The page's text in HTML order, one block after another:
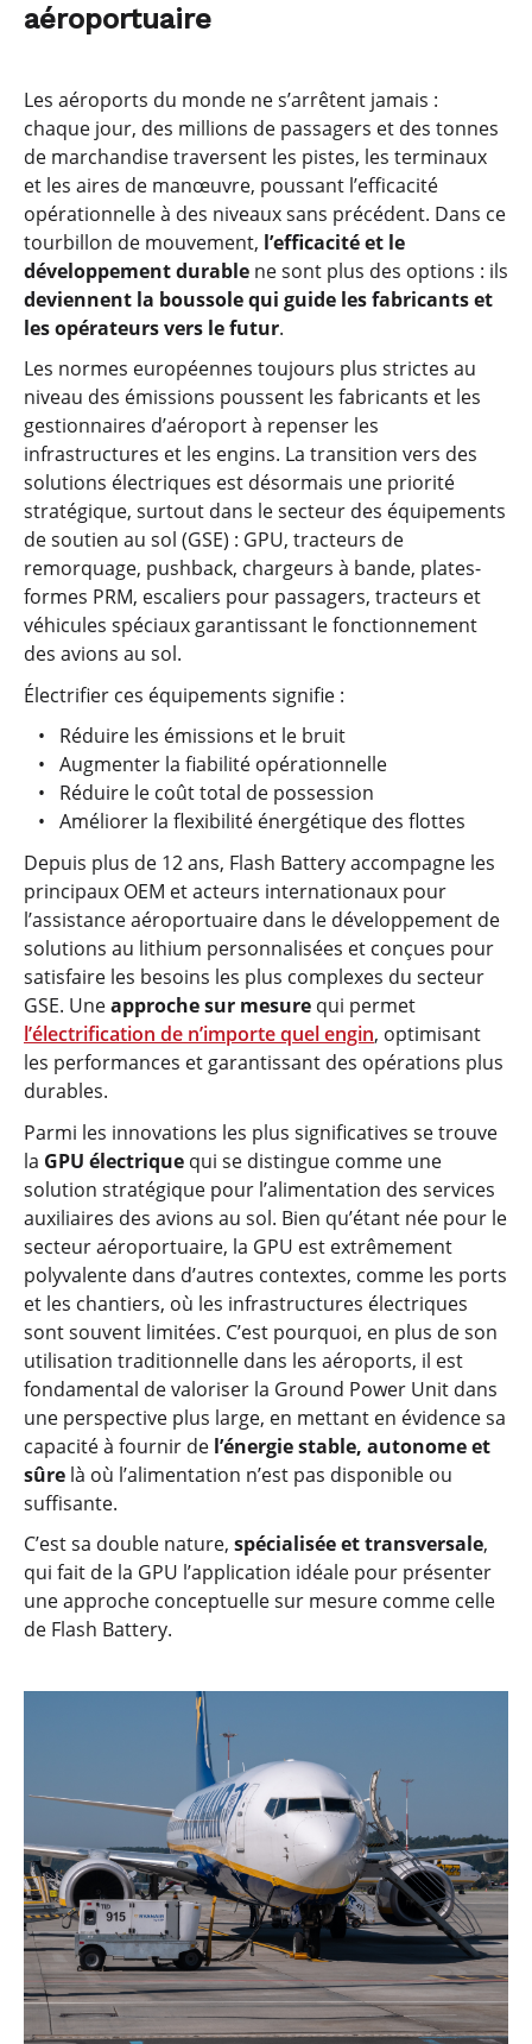
aéroportuaire
Les aéroports du monde ne s’arrêtent jamais :
chaque jour, des millions de passagers et des tonnes
de marchandise traversent les pistes, les terminaux
et les aires de manœuvre, poussant l’efficacité
opérationnelle à des niveaux sans précédent. Dans ce
tourbillon de mouvement, l’efficacité et le
développement durable ne sont plus des options : ils
deviennent la boussole qui guide les fabricants et
les opérateurs vers le futur.
Les normes européennes toujours plus strictes au
niveau des émissions poussent les fabricants et les
gestionnaires d’aéroport à repenser les
infrastructures et les engins. La transition vers des
solutions électriques est désormais une priorité
stratégique, surtout dans le secteur des équipements
de soutien au sol (GSE) : GPU, tracteurs de
remorquage, pushback, chargeurs à bande, plates-
formes PRM, escaliers pour passagers, tracteurs et
véhicules spéciaux garantissant le fonctionnement
des avions au sol.
Électrifier ces équipements signifie :
Réduire les émissions et le bruit
Augmenter la fiabilité opérationnelle
Réduire le coût total de possession
Améliorer la flexibilité énergétique des flottes
Depuis plus de 12 ans, Flash Battery accompagne les
principaux OEM et acteurs internationaux pour
l’assistance aéroportuaire dans le développement de
solutions au lithium personnalisées et conçues pour
satisfaire les besoins les plus complexes du secteur
GSE. Uneapproche sur mesure qui permet
l’électrification de n’importe quel engin, optimisant
les performances et garantissant des opérations plus
durables.
Parmi les innovations les plus significatives se trouve
la GPU électrique qui se distingue comme une
solution stratégique pour l’alimentation des services
auxiliaires des avions au sol. Bien qu’étant née pour le
secteur aéroportuaire, la GPU est extrêmement
polyvalente dans d’autres contextes, comme les ports
et les chantiers, où les infrastructures électriques
sont souvent limitées. C’est pourquoi, en plus de son
utilisation traditionnelle dans les aéroports, il est
fondamental de valoriser la Ground Power Unit dans
une perspective plus large, en mettant en évidence sa
capacité à fournir de l’énergie stable, autonome et
sûre là où l’alimentation n’est pas disponible ou
suffisante.
C’est sa double nature, spécialisée et transversale,
qui fait de la GPU l’application idéale pour présenter
une approche conceptuelle sur mesure comme celle
de Flash Battery.